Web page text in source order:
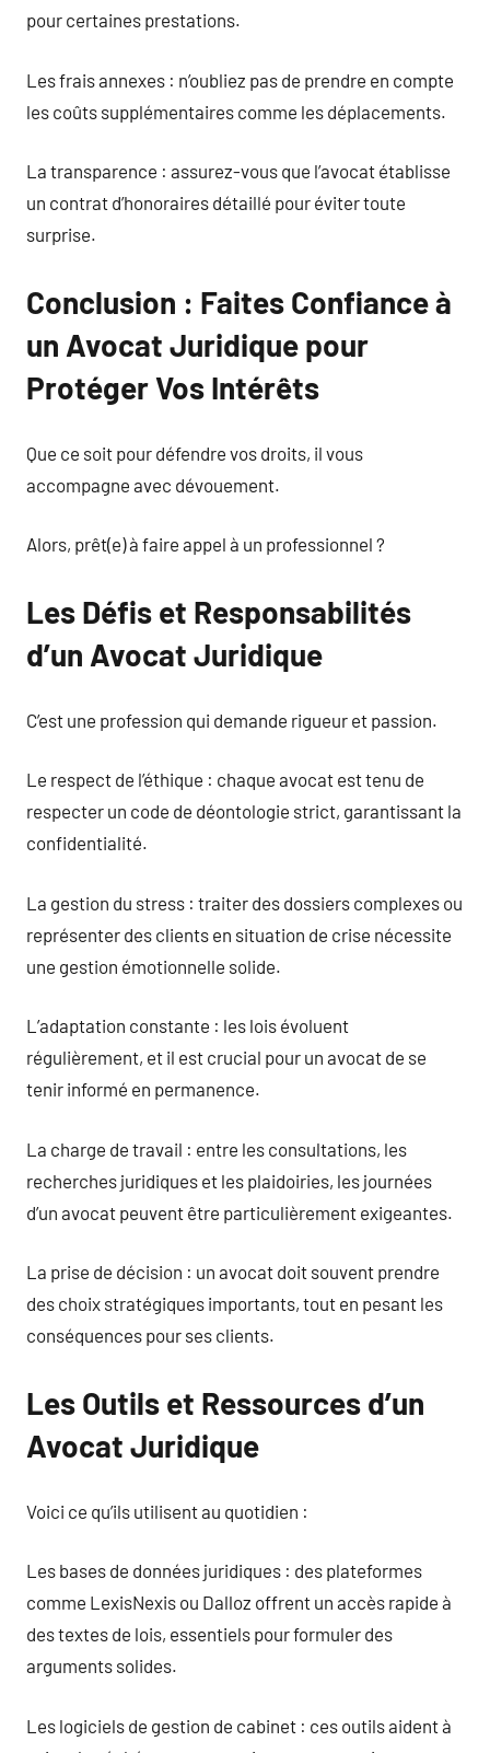
pour certaines prestations.
Les frais annexes : n’oubliez pas de prendre en compte
les coûts supplémentaires comme les déplacements.
La transparence : assurez-vous que l’avocat établisse
un contrat d’honoraires détaillé pour éviter toute
surprise.
Conclusion : Faites Confiance à
un Avocat Juridique pour
Protéger Vos Intérêts
Que ce soit pour défendre vos droits, il vous
accompagne avec dévouement.
Alors, prêt(e) à faire appel à un professionnel ?
Les Défis et Responsabilités
d’un Avocat Juridique
C’est une profession qui demande rigueur et passion.
Le respect de l’éthique : chaque avocat est tenu de
respecter un code de déontologie strict, garantissant la
confidentialité.
La gestion du stress : traiter des dossiers complexes ou
représenter des clients en situation de crise nécessite
une gestion émotionnelle solide.
L’adaptation constante : les lois évoluent
régulièrement, et il est crucial pour un avocat de se
tenir informé en permanence.
La charge de travail : entre les consultations, les
recherches juridiques et les plaidoiries, les journées
d’un avocat peuvent être particulièrement exigeantes.
La prise de décision : un avocat doit souvent prendre
des choix stratégiques importants, tout en pesant les
conséquences pour ses clients.
Les Outils et Ressources d’un
Avocat Juridique
Voici ce qu’ils utilisent au quotidien :
Les bases de données juridiques : des plateformes
comme LexisNexis ou Dalloz offrent un accès rapide à
des textes de lois, essentiels pour formuler des
arguments solides.
Les logiciels de gestion de cabinet : ces outils aident à